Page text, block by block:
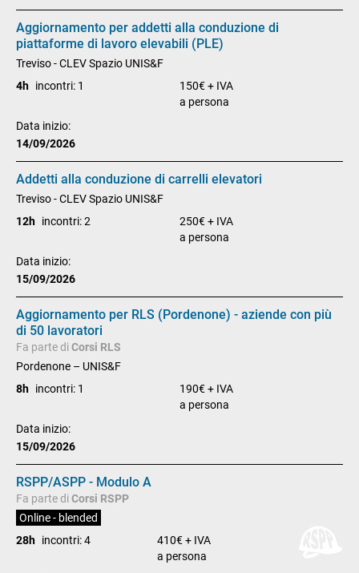
Aggiornamento per addetti alla conduzione di
piattaforme di lavoro elevabili (PLE)
Treviso - CLEV Spazio UNIS&F
4h incontri: 1
150€ + IVA
a persona
Data inizio:
14/09/2026
Addetti alla conduzione di carrelli elevatori
Treviso - CLEV Spazio UNIS&F
12h incontri: 2
250€ + IVA
a persona
Data inizio:
15/09/2026
Aggiornamento per RLS (Pordenone) - aziende con più
di 50 lavoratori
Fa parte diCorsi RLS
Pordenone – UNIS&F
8h incontri: 1
190€ + IVA
a persona
Data inizio:
15/09/2026
RSPP/ASPP - Modulo A
Fa parte diCorsi RSPP
Online - blended
28h incontri: 4
410€ + IVA
a persona